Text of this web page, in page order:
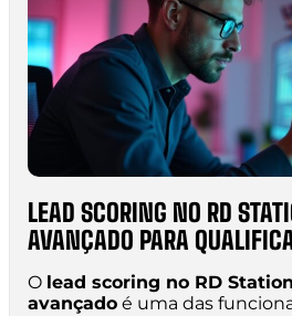
LEAD SCORING NO RD
AVANÇADO PARA
O lead scoring no RD
avançado é uma das